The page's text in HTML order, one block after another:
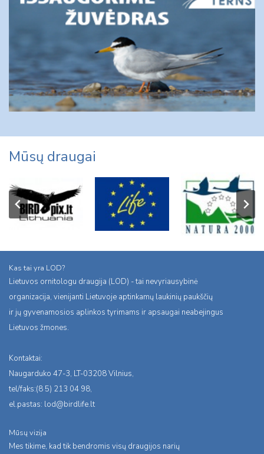
Mūsų draugai
Kas tai yra LOD?
Lietuvos ornitologu draugija (LOD) - tai nevyriausybinė
organizacija, vienijanti Lietuvoje aptinkamų laukinių paukščių
ir jų gyvenamosios aplinkos tyrimams ir apsaugai neabejingus
Lietuvos žmones.
Kontaktai:
Naugarduko 47-3, LT-03208 Vilnius,
tel/faks:(8 5) 213 04 98,
el.pastas: lod@birdlife.lt
Mūsų vizija
Mes tikime, kad tik bendromis visų draugijos narių